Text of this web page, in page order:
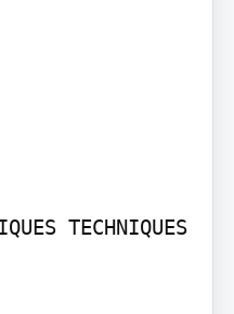
TECHNIQUES